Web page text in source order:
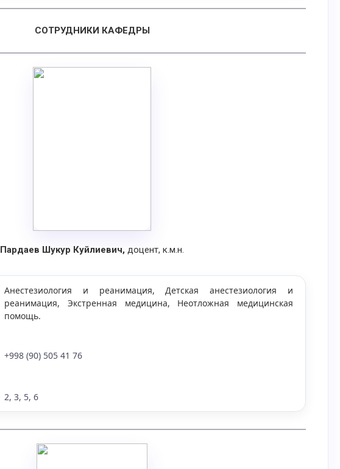
СОТРУДНИКИ КАФЕДРЫ
Пардаев Шукур Куйлиевич, доцент, к.м.н.
Анестезиология и реанимация, Детская анестезиология и
реанимация, Экстренная медицина, Неотложная медицинская
помощь.
+998 (90) 505 41 76
2, 3, 5, 6